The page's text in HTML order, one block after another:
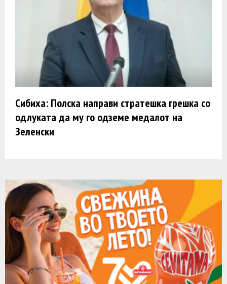
Сибиха: Полска направи стратешка грешка со
одлуката да му го одземе медалот на
Зеленски